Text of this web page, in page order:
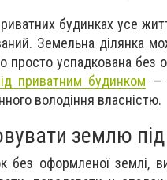
будинках усе
Земельна ділянка
просто успадкована
приватним будинком —
володіння власністю.
землю
без оформленої землі,